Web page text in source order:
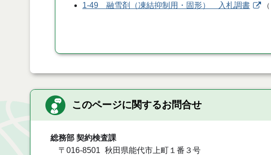
1-49 融雪剤（凍結抑制用・固形） 入札調書 （
このページに関するお問合せ
総務部 契約検査課
〒016-8501
秋田県能代市上町１番３号